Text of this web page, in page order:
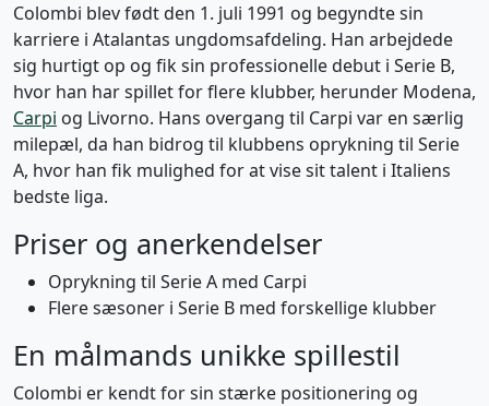
Colombi blev født den 1. juli 1991 og begyndte sin
karriere i Atalantas ungdomsafdeling. Han arbejdede
sig hurtigt op og fik sin professionelle debut i Serie B,
hvor han har spillet for flere klubber, herunder Modena,
Carpi og Livorno. Hans overgang til Carpi var en særlig
milepæl, da han bidrog til klubbens oprykning til Serie
A, hvor han fik mulighed for at vise sit talent i Italiens
bedste liga.
Priser og anerkendelser
Oprykning til Serie A med Carpi
Flere sæsoner i Serie B med forskellige klubber
En målmands unikke spillestil
Colombi er kendt for sin stærke positionering og